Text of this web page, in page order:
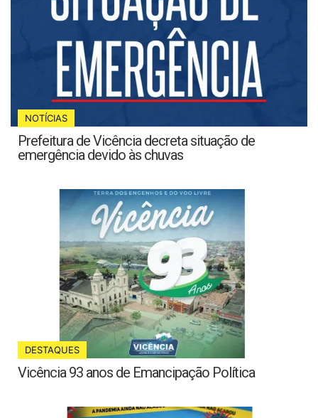
NOTÍCIAS
Prefeitura de Vicência decreta situação de
emergência devido às chuvas
DESTAQUES
Vicência 93 anos de Emancipação Política